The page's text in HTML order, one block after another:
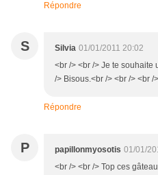
Répondre
S Silvia 01/01/2011 20:02
<br /> <br /> Je te souhaite
/> Bisous.<br /> <br /> <br /
Répondre
P papillonmyosotis 01/01/
<br /> <br /> Top ces